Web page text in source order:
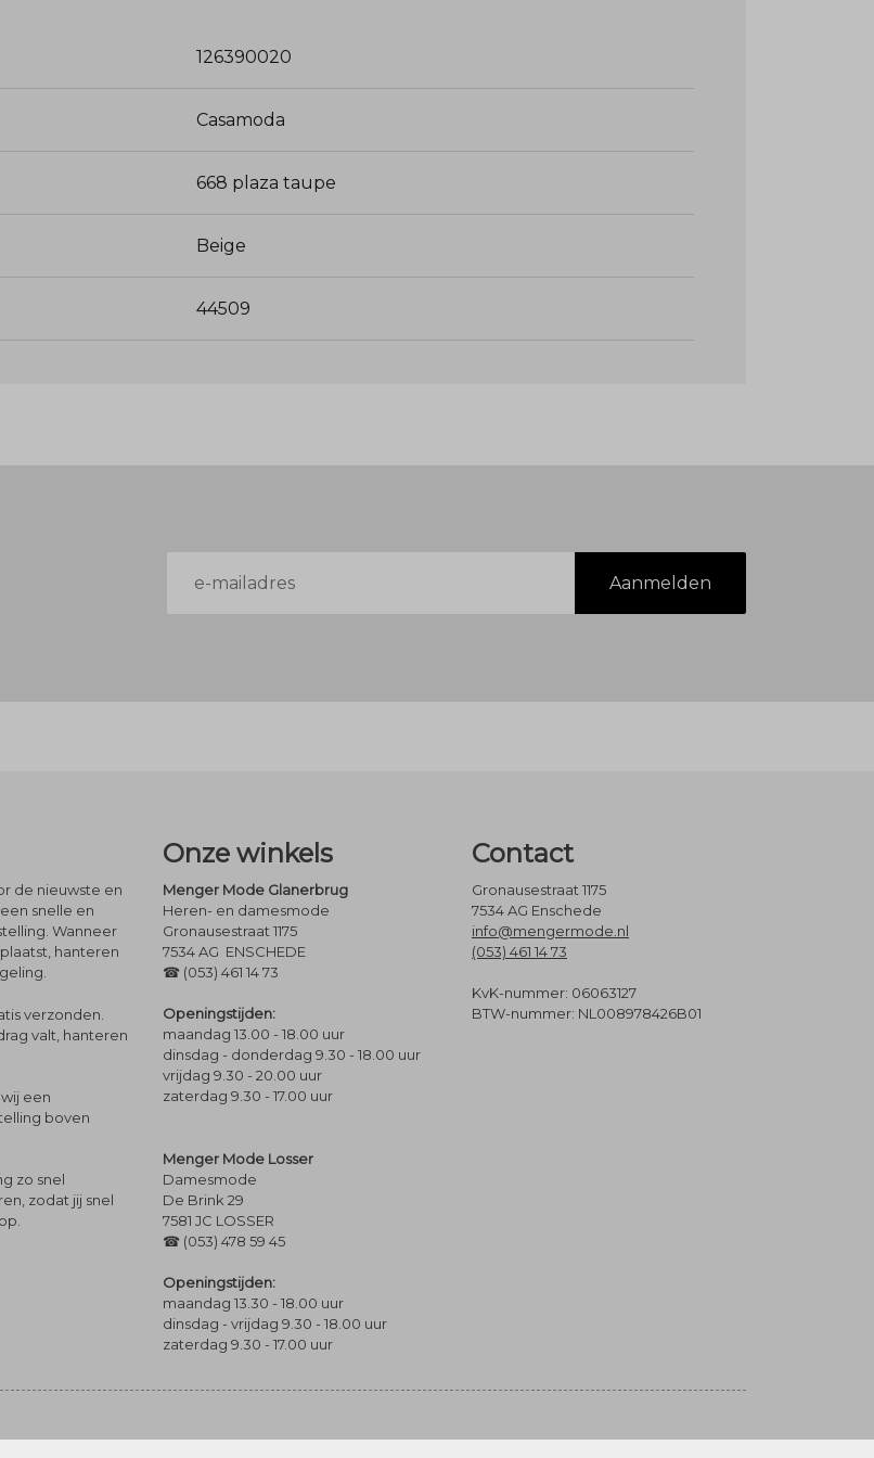
126390020
Casamoda
668 plaza taupe
Beige
44509
mailadres
Aanmelden
de nieuwste en
snelle en
Wanneer
hanteren
verzonden.
valt, hanteren
een
boven
zo snel
zodat jij snel
Onze winkels
Menger Mode Glanerbrug
Heren- en damesmode
Gronausestraat 1175
7534 AG ENSCHEDE
☎ (053) 461 14 73
Openingstijden:
maandag 13.00 - 18.00 uur
dinsdag - donderdag 9.30 - 18.00 uur
vrijdag 9.30 - 20.00 uur
zaterdag 9.30 - 17.00 uur
Menger Mode Losser
Damesmode
De Brink 29
7581 JC LOSSER
☎ (053) 478 59 45
Openingstijden:
maandag 13.30 - 18.00 uur
dinsdag - vrijdag 9.30 - 18.00 uur
zaterdag 9.30 - 17.00 uur
Contact
Gronausestraat 1175
7534 AG Enschede
info@mengermode.nl
(053) 461 14 73
KvK-nummer: 06063127
BTW-nummer: NL008978426B01